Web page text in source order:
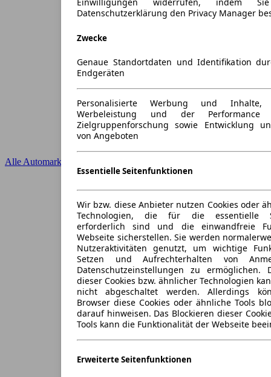
Alle Automarken
Einwilligungen widerrufen, indem
Datenschutzerklärung den Privacy Manager
Zwecke
Genaue Standortdaten und Identifikation
Endgeräten
Personalisierte Werbung und Inhalte,
Werbeleistung und der
Zielgruppenforschung sowie Entwicklung
von Angeboten
Essentielle Seitenfunktionen
Wir bzw. diese Anbieter nutzen Cookies oder
Technologien, die für die essentielle
erforderlich sind und die einwandfreie
Webseite sicherstellen. Sie werden
Nutzeraktivitäten genutzt, um wichtige
Setzen und Aufrechterhalten von
Datenschutzeinstellungen zu ermöglichen.
dieser Cookies bzw. ähnlicher Technologien
nicht abgeschaltet werden. Allerdings
Browser diese Cookies oder ähnliche Tools
darauf hinweisen. Das Blockieren dieser
Tools kann die Funktionalität der Webseite
Erweiterte Seitenfunktionen